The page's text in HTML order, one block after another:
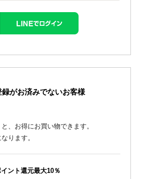
録がお済みでないお客様
、お得にお買い物できます。
ります。
ント還元最大10％